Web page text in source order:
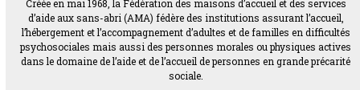
Créée en mai 1968, la Fédération des maisons d’accueil et des services
d’aide aux sans-abri (AMA) fédère des institutions assurant l’accueil,
l’hébergement et l’accompagnement d’adultes et de familles en difficultés
psychosociales mais aussi des personnes morales ou physiques actives
dans le domaine de l’aide et de l’accueil de personnes en grande précarité
sociale.